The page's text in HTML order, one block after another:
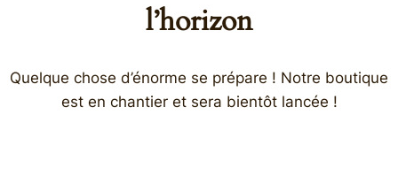
l’horizon
Quelque chose d’énorme se prépare ! Notre boutique
est en chantier et sera bientôt lancée !